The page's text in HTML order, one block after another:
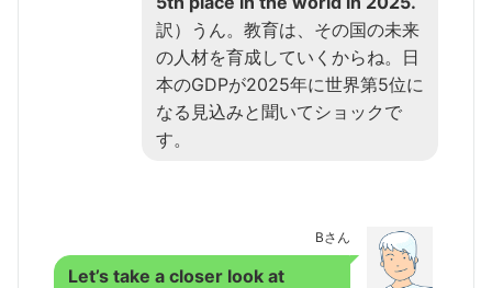
訳）うん。教育は、その国の未来
の人材を育成していくからね。日
本のGDPが2025年に世界第5位に
なる見込みと聞いてショックで
す。
Bさん
Let’s take a closer look at